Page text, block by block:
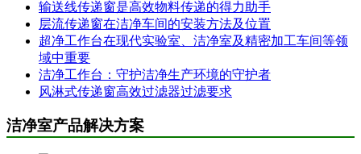
输送线传递窗是高效物料传递的得力助手
层流传递窗在洁净车间的安装方法及位置
超净工作台在现代实验室、洁净室及精密加工车间等领
域中重要
洁净工作台：守护洁净生产环境的守护者
风淋式传递窗高效过滤器过滤要求
洁净室产品解决方案